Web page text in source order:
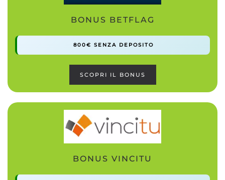
BONUS BETFLAG
800€ SENZA DEPOSITO
SCOPRI IL BONUS
BONUS VINCITU